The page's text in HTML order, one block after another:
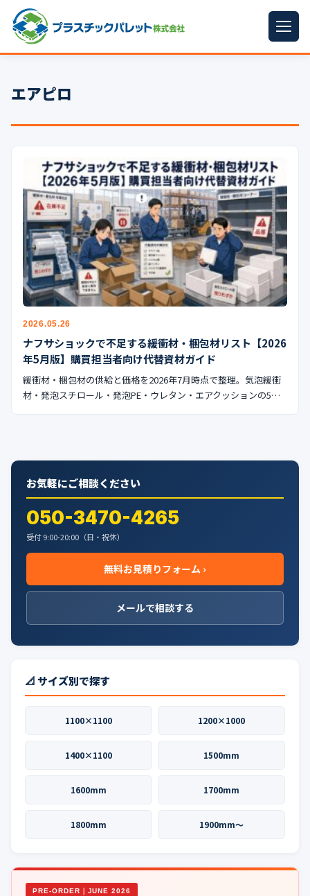
パレットサイズ
プラパレット ▼
コンテナ
中古パレット
再生原料
梱包資材 ▼
イラン情勢まとめ
公式ブログ
会社案内
🇺🇸🇰🇷🇹🇼🇻🇳
エアピロ
2026.05.26
ナフサショックで不足する緩衝材・梱包材リスト【2026
年5月版】購買担当者向け代替資材ガイド
緩衝材・梱包材の供給と価格を2026年7月時点で整理。気泡緩衝
材・発泡スチロール・発泡PE・ウレタン・エアクッションの5…
お気軽にご相談ください
050-3470-4265
受付 9:00-20:00（日・祝休）
無料お見積りフォーム ›
メールで相談する
📐 サイズ別で探す
1100×1100 1200×1000
1400×1100 1500mm
1600mm 1700mm
1800mm 1900mm〜
PRE-ORDER｜JUNE 2026